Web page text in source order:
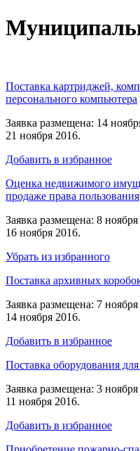
Поставка картриджей,
персонального компьютера
Заявка размещена: 14
21 ноября 2016.
Добавить в избранное
Оценка недвижимого
продаже права пользования
Заявка размещена: 8
16 ноября 2016.
Убрать из избранного
Поставка архивных
Заявка размещена: 7
14 ноября 2016.
Добавить в избранное
Поставка оборудования
Заявка размещена: 3
11 ноября 2016.
Добавить в избранное